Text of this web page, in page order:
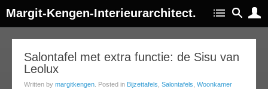
Margit-Kengen-Interieurarchitect.
Salontafel met extra functie: de Sisu van
Leolux
Written by margitkengen . Posted in Bijzettafels Salontafels Woonkamer